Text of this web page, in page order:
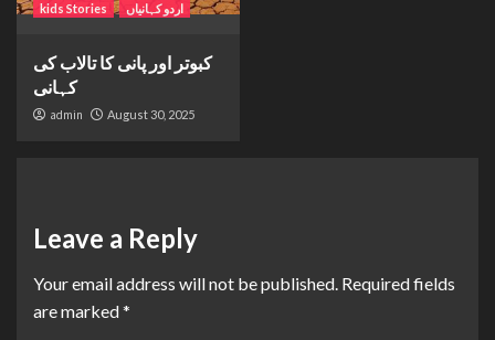
kids Stories اردو کہانیاں
کبوتر اور پانی کا تالاب کی
کہانی
admin August 30, 2025
Leave a Reply
Your email address will not be published. Required fields
are marked*